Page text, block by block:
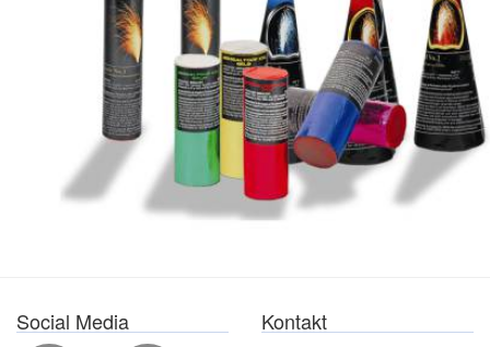
Social Media Kontakt